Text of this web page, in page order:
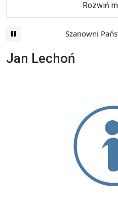
Rozwiń
Szanowni
Jan Lechoń